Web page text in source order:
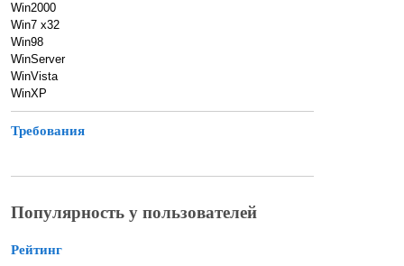
Win2000
Win7 x32
Win98
WinServer
WinVista
WinXP
Требования
Популярность у пользователей
Рейтинг